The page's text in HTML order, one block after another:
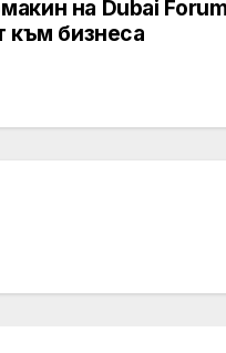
на Dubai
към бизнеса